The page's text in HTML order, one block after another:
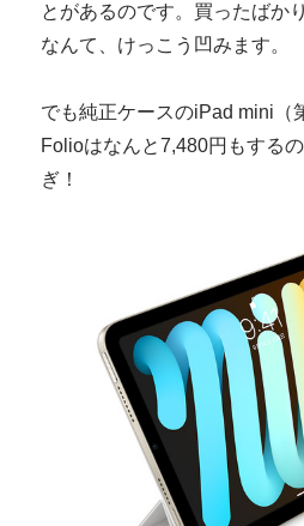
とがあるのです。買ったばか
なんて、けっこう凹みます。
でも純正ケースのiPad mini（
Folioはなんと7,480円もする
ぎ！